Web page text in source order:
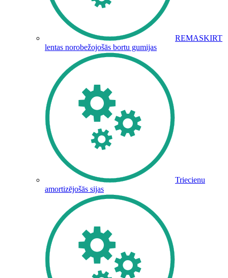
REMASKIRT
lentas norobežojošās bortu gumijas
Triecienu
amortizējošās sijas